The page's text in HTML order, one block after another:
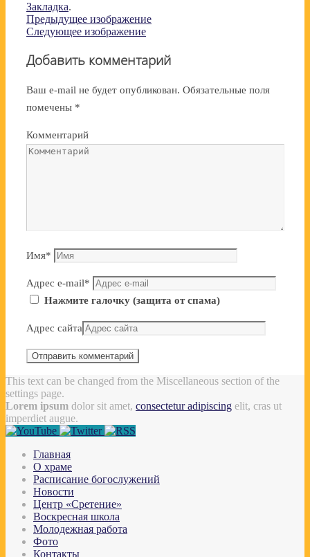
Закладка.
Предыдущее изображение
Следующее изображение
Добавить комментарий
Ваш e-mail не будет опубликован. Обязательные поля
помечены *
Комментарий
Имя*
Адрес e-mail*
Нажмите галочку (защита от спама)
Адрес сайта
This text can be changed from the Miscellaneous section of the
settings page.
Lorem ipsum dolor sit amet, consectetur adipiscing elit, cras ut
imperdiet augue.
Главная
О храме
Расписание богослужений
Новости
Центр «Сретение»
Воскресная школа
Молодежная работа
Фото
Контакты